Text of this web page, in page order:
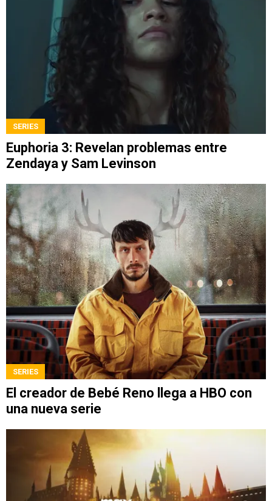
SERIES
Euphoria 3: Revelan problemas entre
Zendaya y Sam Levinson
SERIES
El creador de Bebé Reno llega a HBO con
una nueva serie